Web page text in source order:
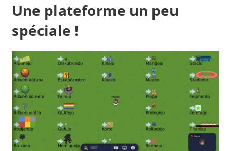
Une plateforme un peu
spéciale !